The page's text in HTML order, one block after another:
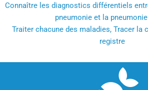
Connaître les diagnostics différentiels
pneumonie et la
Traiter chacune des maladies, Tracer la
registre